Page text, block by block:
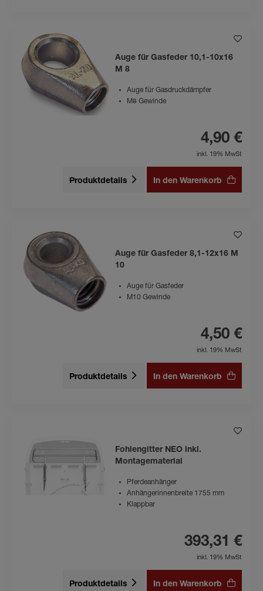
Auge für Gasfeder 10,1-10x16
M 8
Auge für Gasdruckdämpfer
M8 Gewinde
4,90 €
inkl. 19% MwSt
Produktdetails In den Warenkorb
Auge für Gasfeder 8,1-12x16 M
10
Auge für Gasfeder
M10 Gewinde
4,50 €
inkl. 19% MwSt
Produktdetails In den Warenkorb
Fohlengitter NEO inkl.
Montagematerial
Pferdeanhänger
Anhängerinnenbreite 1755 mm
Klappbar
393,31 €
inkl. 19% MwSt
Produktdetails In den Warenkorb